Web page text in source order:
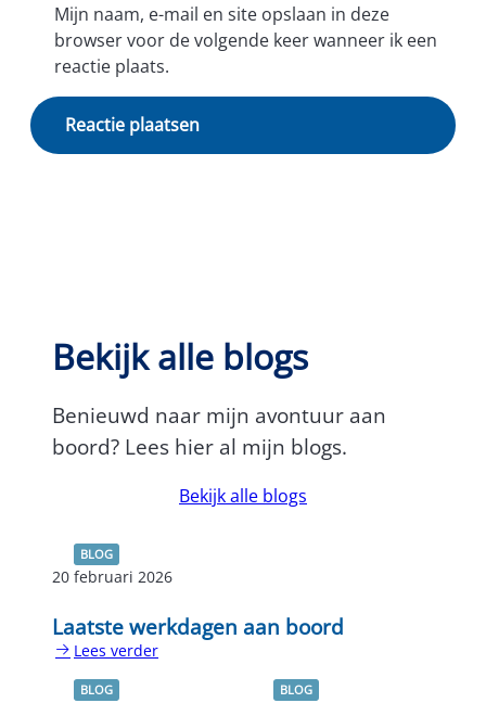
Mijn naam, e-mail en site opslaan in deze
browser voor de volgende keer wanneer ik een
reactie plaats.
Bekijk alle blogs
Benieuwd naar mijn avontuur aan
boord? Lees hier al mijn blogs.
Bekijk alle blogs
BLOG
20 februari 2026
Laatste werkdagen aan boord
Lees verder
Laatste
BLOG BLOG